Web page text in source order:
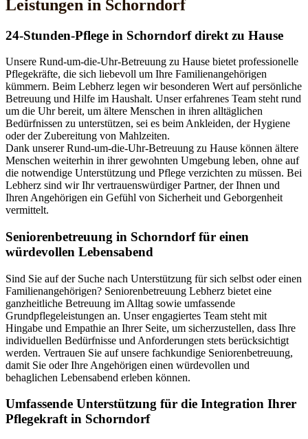
Leistungen in Schorndorf
24-Stunden-Pflege in Schorndorf direkt zu Hause
Unsere Rund-um-die-Uhr-Betreuung zu Hause bietet professionelle
Pflegekräfte, die sich liebevoll um Ihre Familienangehörigen
kümmern. Beim Lebherz legen wir besonderen Wert auf persönliche
Betreuung und Hilfe im Haushalt. Unser erfahrenes Team steht rund
um die Uhr bereit, um ältere Menschen in ihren alltäglichen
Bedürfnissen zu unterstützen, sei es beim Ankleiden, der Hygiene
oder der Zubereitung von Mahlzeiten.
Dank unserer Rund-um-die-Uhr-Betreuung zu Hause können ältere
Menschen weiterhin in ihrer gewohnten Umgebung leben, ohne auf
die notwendige Unterstützung und Pflege verzichten zu müssen. Bei
Lebherz sind wir Ihr vertrauenswürdiger Partner, der Ihnen und
Ihren Angehörigen ein Gefühl von Sicherheit und Geborgenheit
vermittelt.
Senioren­betreuung in Schorndorf für einen
würdevollen Lebensabend
Sind Sie auf der Suche nach Unterstützung für sich selbst oder einen
Familienangehörigen? Seniorenbetreuung Lebherz bietet eine
ganzheitliche Betreuung im Alltag sowie umfassende
Grundpflegeleistungen an. Unser engagiertes Team steht mit
Hingabe und Empathie an Ihrer Seite, um sicherzustellen, dass Ihre
individuellen Bedürfnisse und Anforderungen stets berücksichtigt
werden. Vertrauen Sie auf unsere fachkundige Seniorenbetreuung,
damit Sie oder Ihre Angehörigen einen würdevollen und
behaglichen Lebensabend erleben können.
Umfassende Unterstützung für die Integration Ihrer
Pflegekraft in Schorndorf